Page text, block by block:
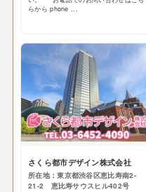
らから phone ...
さくら都市デザイン株式会社
所在地：東京都渋谷区恵比寿南2-
21-2​ 恵比寿サウスヒル402号